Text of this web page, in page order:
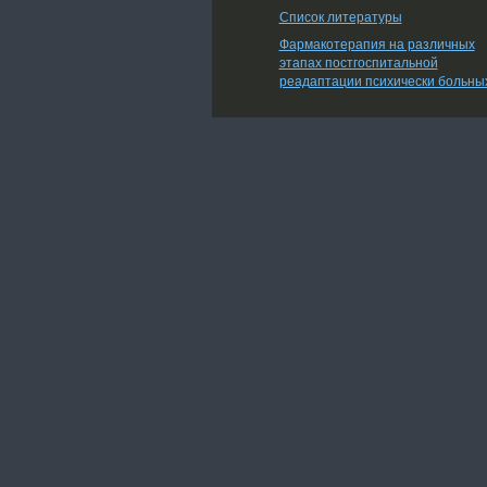
Список литературы
Фармакотерапия на различных
этапах постгоспитальной
реадаптации психически